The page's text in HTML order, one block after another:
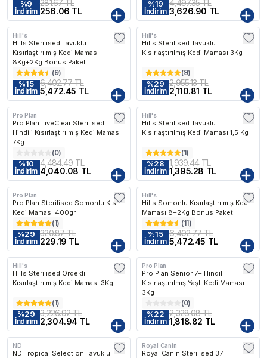
%9
İndirim
281.67 TL
256.06 TL
%19
İndirim
4,497.35 TL
3,626.90 TL
Kargo Bedava
Hill's
Hills Sterilised Tavuklu
Kısırlaştırılmış Kedi Maması
8Kg+2Kg Bonus Paket
(9)
%15
İndirim
6,402.77 TL
5,472.45 TL
Kargo Bedava
Hill's
Hills Sterilised Tavuklu
Kısırlaştırılmış Kedi Maması 3Kg
(9)
%29
İndirim
2,955.13 TL
2,110.81 TL
Kargo Bedava
Pro Plan
Pro Plan LiveClear Sterilised
Hindili Kısırlaştırılmış Kedi Maması
7Kg
(0)
%10
İndirim
4,484.49 TL
4,040.08 TL
Kargo Bedava
Hill's
Hills Sterilised Tavuklu
Kısırlaştırılmış Kedi Maması 1,5 Kg
(1)
%28
İndirim
1,939.44 TL
1,395.28 TL
Pro Plan
Pro Plan Sterilised Somonlu Kısır
Kedi Maması 400gr
(1)
%29
İndirim
320.87 TL
229.19 TL
Kargo Bedava
Hill's
Hills Somonlu Kısırlaştırılmış Kedi
Maması 8+2Kg Bonus Paket
(11)
%15
İndirim
6,402.77 TL
5,472.45 TL
Kargo Bedava
Hill's
Hills Sterilised Ördekli
Kısırlaştırılmış Kedi Maması 3Kg
(1)
%29
İndirim
3,226.92 TL
2,304.94 TL
Kargo Bedava
Pro Plan
Pro Plan Senior 7+ Hindili
Kısırlaştırılmış Yaşlı Kedi Maması
3Kg
(0)
%22
İndirim
2,328.08 TL
1,818.82 TL
ND
ND Tropical Selection Tavuklu
Kargo Bedava
Royal Canin
Royal Canin Sterilised 37